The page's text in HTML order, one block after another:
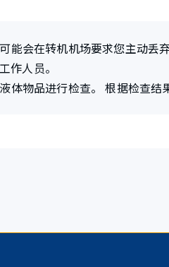
能会在转机机场要求您主动丢
作人员。
体物品进行检查。 根据检查结